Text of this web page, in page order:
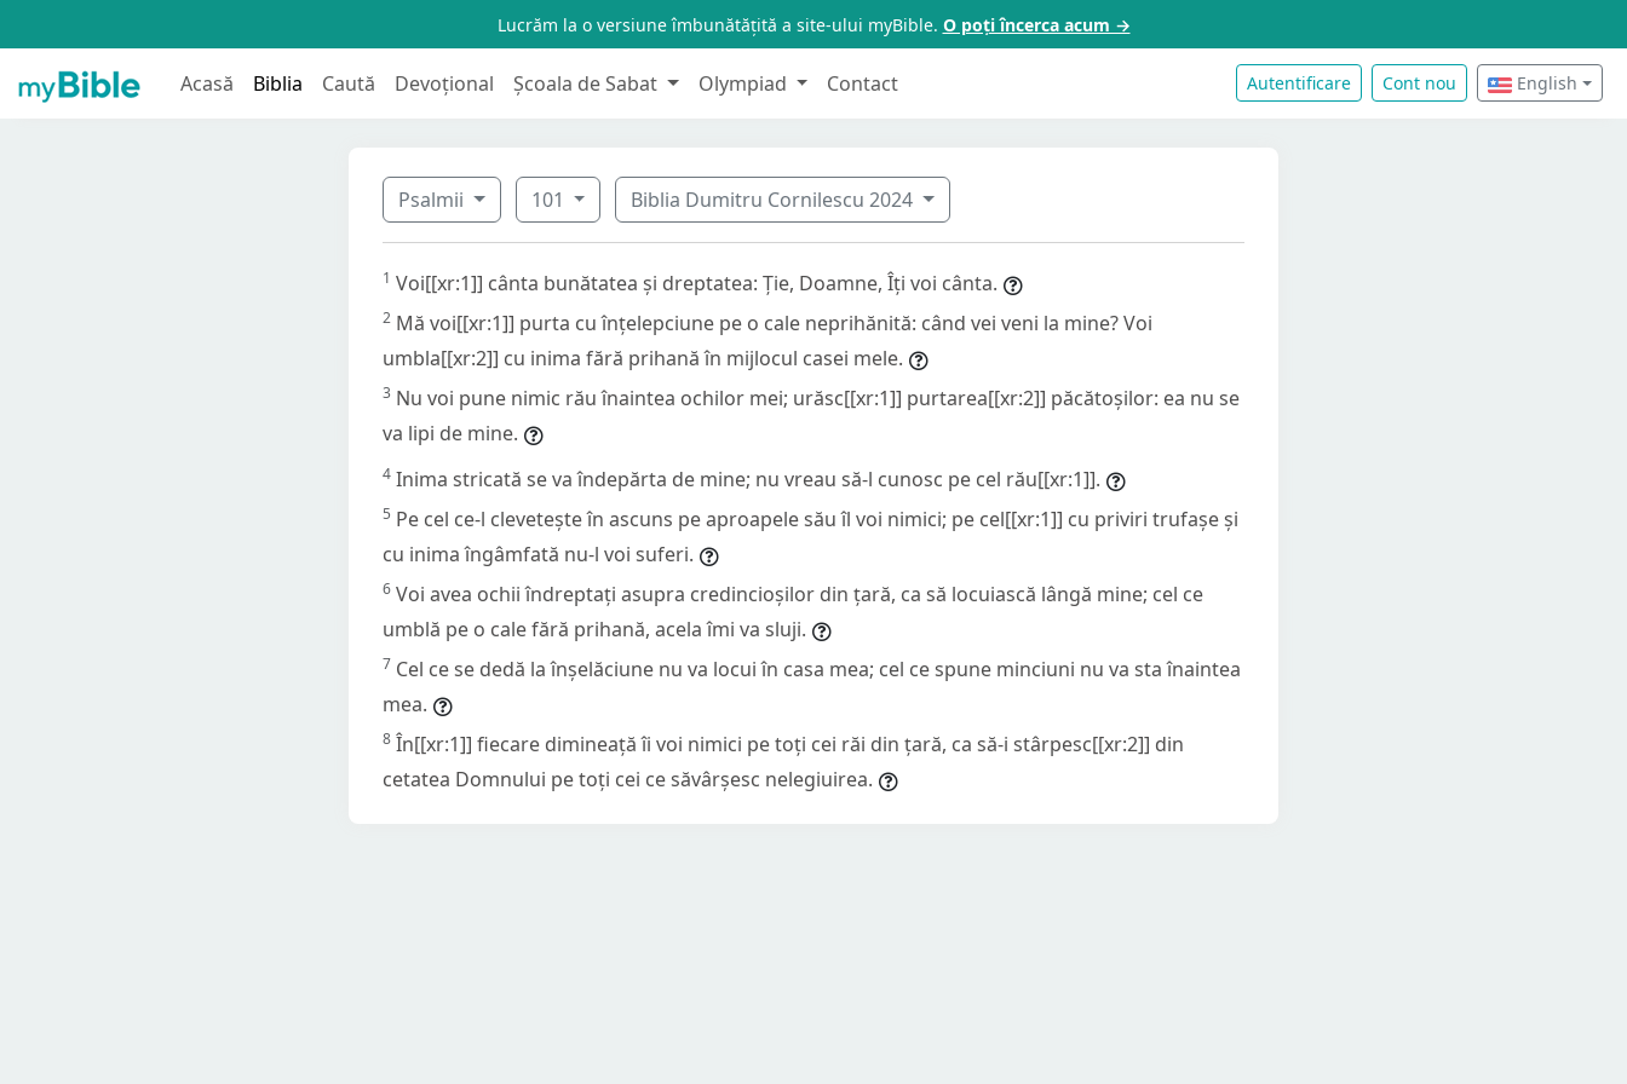
Lucrăm la o versiune îmbunătățită a site-ului myBible. O poți încerca acum →
Acasă Biblia Caută Devoțional Școala de Sabat Olympiad Contact Autentificare Cont nou English
Psalmii 101 Biblia Dumitru Cornilescu 2024
1 Voi[[xr:1]] cânta bunătatea și dreptatea: Ție, Doamne, Îți voi cânta.
2 Mă voi[[xr:1]] purta cu înțelepciune pe o cale neprihănită: când vei veni la mine? Voi
umbla[[xr:2]] cu inima fără prihană în mijlocul casei mele.
3 Nu voi pune nimic rău înaintea ochilor mei; urăsc[[xr:1]] purtarea[[xr:2]] păcătoșilor: ea nu se
va lipi de mine.
4 Inima stricată se va îndepărta de mine; nu vreau să-l cunosc pe cel rău[[xr:1]].
5 Pe cel ce-l clevetește în ascuns pe aproapele său îl voi nimici; pe cel[[xr:1]] cu priviri trufașe și
cu inima îngâmfată nu-l voi suferi.
6 Voi avea ochii îndreptați asupra credincioșilor din țară, ca să locuiască lângă mine; cel ce
umblă pe o cale fără prihană, acela îmi va sluji.
7 Cel ce se dedă la înșelăciune nu va locui în casa mea; cel ce spune minciuni nu va sta înaintea
mea.
8 În[[xr:1]] fiecare dimineață îi voi nimici pe toți cei răi din țară, ca să-i stârpesc[[xr:2]] din
cetatea Domnului pe toți cei ce săvârșesc nelegiuirea.